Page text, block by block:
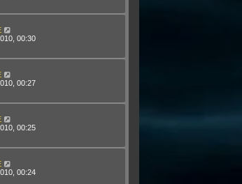
00:30
00:27
00:25
00:24